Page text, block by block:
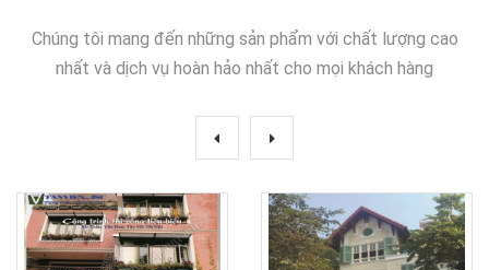
Chúng tôi mang đến những sản phẩm với chất lượng cao
nhất và dịch vụ hoàn hảo nhất cho mọi khách hàng